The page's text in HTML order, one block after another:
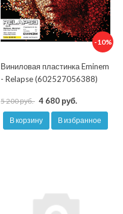
-10%
Виниловая пластинка Eminem
- Relapse (602527056388)
5 200 руб. 4 680 руб.
В корзину В избранное